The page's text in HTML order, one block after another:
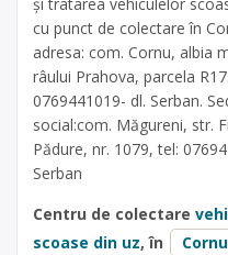
cu punct de colectare în
adresa: com. Cornu, albia
râului Prahova, parcela
0769441019- dl. Serban.
social:com. Măgureni, str.
Pădure, nr. 1079, tel:
Serban
Centru de colectare
scoase din uz, în
Cornu